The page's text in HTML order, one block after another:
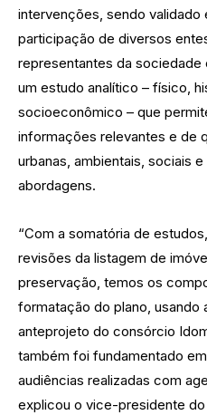
intervenções, sendo validado
participação de diversos
representantes da sociedade
um estudo analítico – físico,
socioeconômico – que
informações relevantes e de
urbanas, ambientais, sociais
abordagens.
“Com a somatória de
revisões da listagem de
preservação, temos os
formatação do plano, usando
anteprojeto do consórcio
também foi fundamentado
audiências realizadas com
explicou o vice-presidente